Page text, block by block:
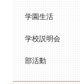
学園生活
学校説明会
部活動